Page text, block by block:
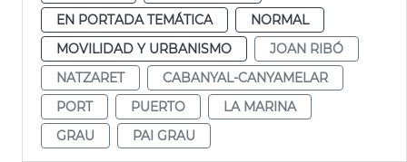
EN PORTADA TEMÁTICA
NORMAL
MOVILIDAD Y URBANISMO
JOAN RIBÓ
NATZARET
CABANYAL-CANYAMELAR
PORT
PUERTO
LA MARINA
GRAU
PAI GRAU